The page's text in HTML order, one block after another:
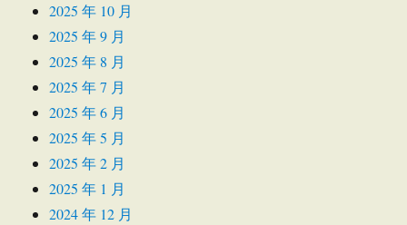
2025 年 10 月
2025 年 9 月
2025 年 8 月
2025 年 7 月
2025 年 6 月
2025 年 5 月
2025 年 2 月
2025 年 1 月
2024 年 12 月